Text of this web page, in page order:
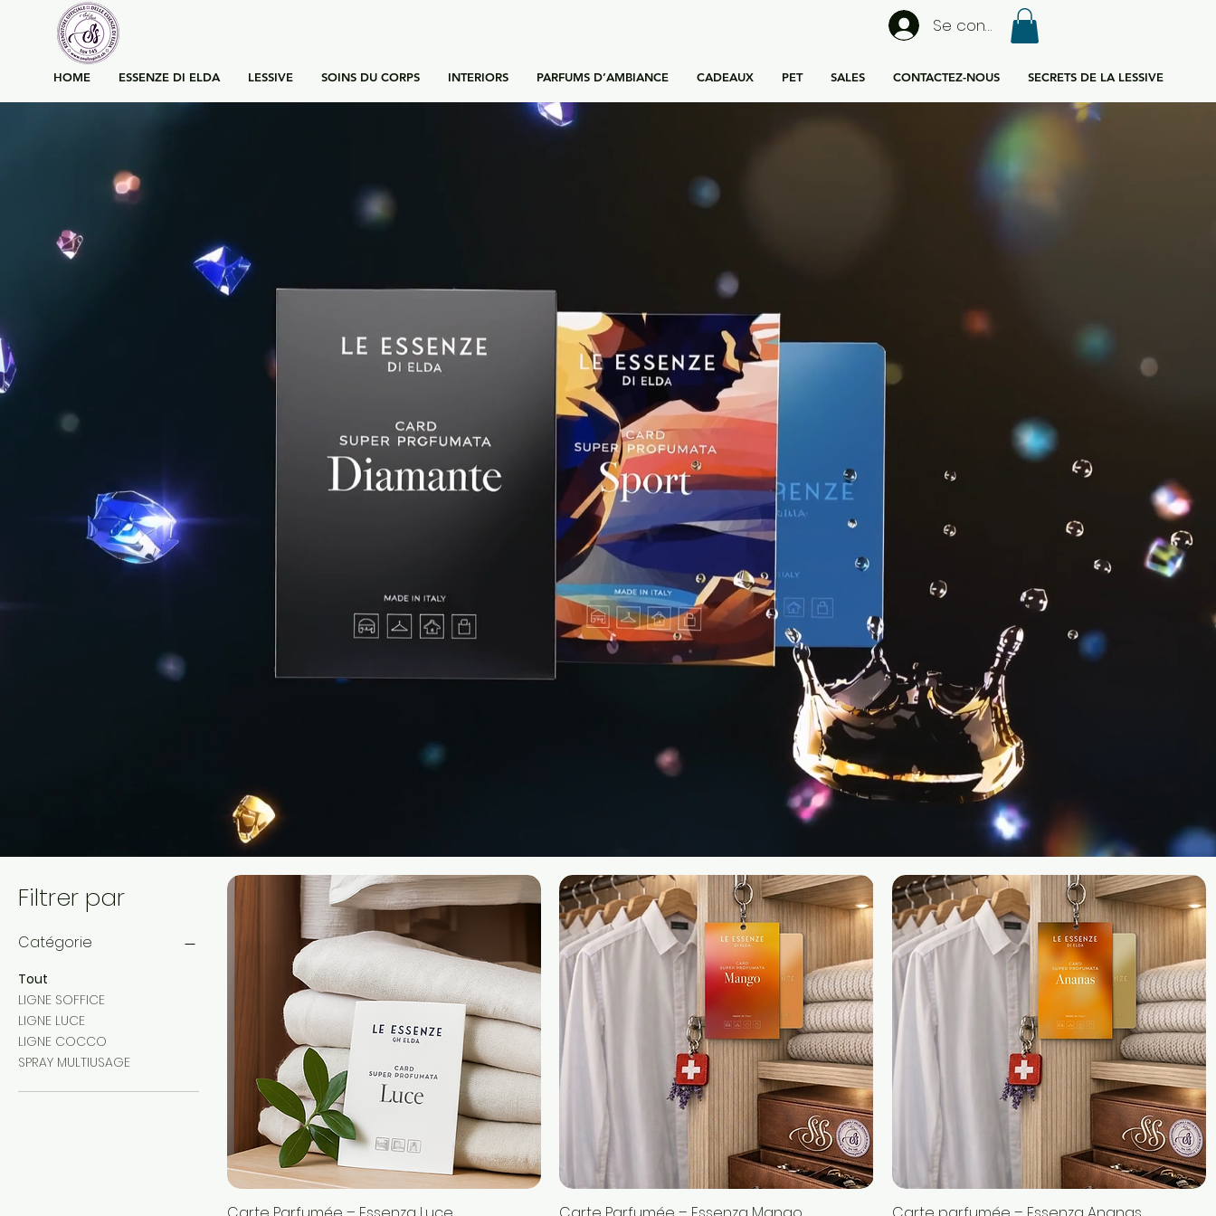
Se connecter
HOME ESSENZE DI ELDA LESSIVE SOINS DU CORPS INTERIORS PARFUMS D’AMBIANCE CADEAUX PET SALES CONTACTEZ-NOUS SECRETS DE LA LESSIVE
Filtrer par
Catégorie
Tout
LIGNE SOFFICE
LIGNE LUCE
LIGNE COCCO
SPRAY MULTIUSAGE
Aperçu rapide Aperçu rapide Aperçu rapide